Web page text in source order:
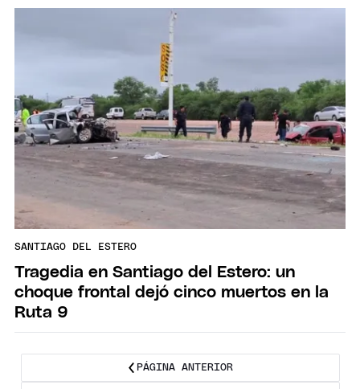
SANTIAGO DEL ESTERO
Tragedia en Santiago del Estero: un
choque frontal dejó cinco muertos en la
Ruta 9
PÁGINA ANTERIOR